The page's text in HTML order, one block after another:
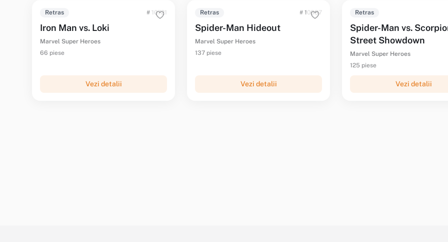
Retras # 10721
Iron Man vs. Loki
Marvel Super Heroes
66 piese
Vezi detalii
Retras # 10687
Spider-Man Hideout
Marvel Super Heroes
137 piese
Vezi detalii
Retras
Spider-Man vs.
Street Showdown
Marvel Super Heroes
125 piese
Vezi detalii